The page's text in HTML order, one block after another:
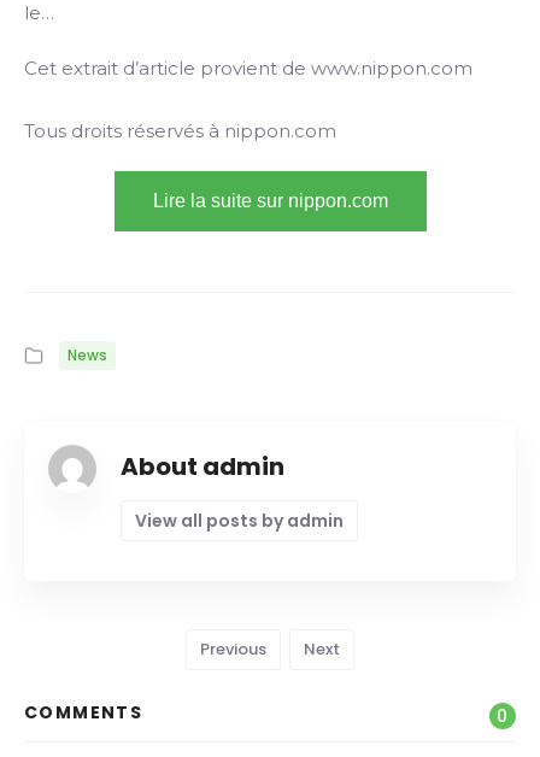
le…
Cet extrait d’article provient de www.nippon.com
Tous droits réservés à nippon.com
Lire la suite sur nippon.com
News
About admin
View all posts by admin
Previous Next
COMMENTS 0